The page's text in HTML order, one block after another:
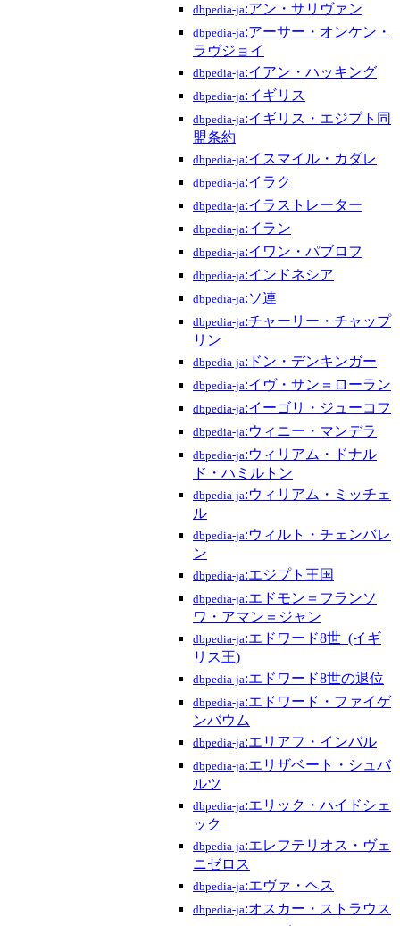
dbpedia-ja:アン・サリヴァン
dbpedia-ja:アーサー・オンケン・
ラヴジョイ
dbpedia-ja:イアン・ハッキング
dbpedia-ja:イギリス
dbpedia-ja:イギリス・エジプト同
盟条約
dbpedia-ja:イスマイル・カダレ
dbpedia-ja:イラク
dbpedia-ja:イラストレーター
dbpedia-ja:イラン
dbpedia-ja:イワン・パブロフ
dbpedia-ja:インドネシア
dbpedia-ja:ソ連
dbpedia-ja:チャーリー・チャップ
リン
dbpedia-ja:ドン・デンキンガー
dbpedia-ja:イヴ・サン＝ローラン
dbpedia-ja:イーゴリ・ジューコフ
dbpedia-ja:ウィニー・マンデラ
dbpedia-ja:ウィリアム・ドナル
ド・ハミルトン
dbpedia-ja:ウィリアム・ミッチェ
ル
dbpedia-ja:ウィルト・チェンバレ
ン
dbpedia-ja:エジプト王国
dbpedia-ja:エドモン＝フランソ
ワ・アマン＝ジャン
dbpedia-ja:エドワード8世_(イギ
リス王)
dbpedia-ja:エドワード8世の退位
dbpedia-ja:エドワード・ファイゲ
ンバウム
dbpedia-ja:エリアフ・インバル
dbpedia-ja:エリザベート・シュバ
ルツ
dbpedia-ja:エリック・ハイドシェ
ック
dbpedia-ja:エレフテリオス・ヴェ
ニゼロス
dbpedia-ja:エヴァ・ヘス
dbpedia-ja:オスカー・ストラウス